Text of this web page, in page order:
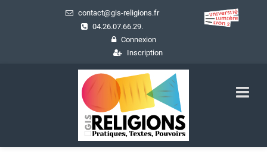
contact@gis-religions.fr
04.26.07.66.29.
Connexion
Inscription